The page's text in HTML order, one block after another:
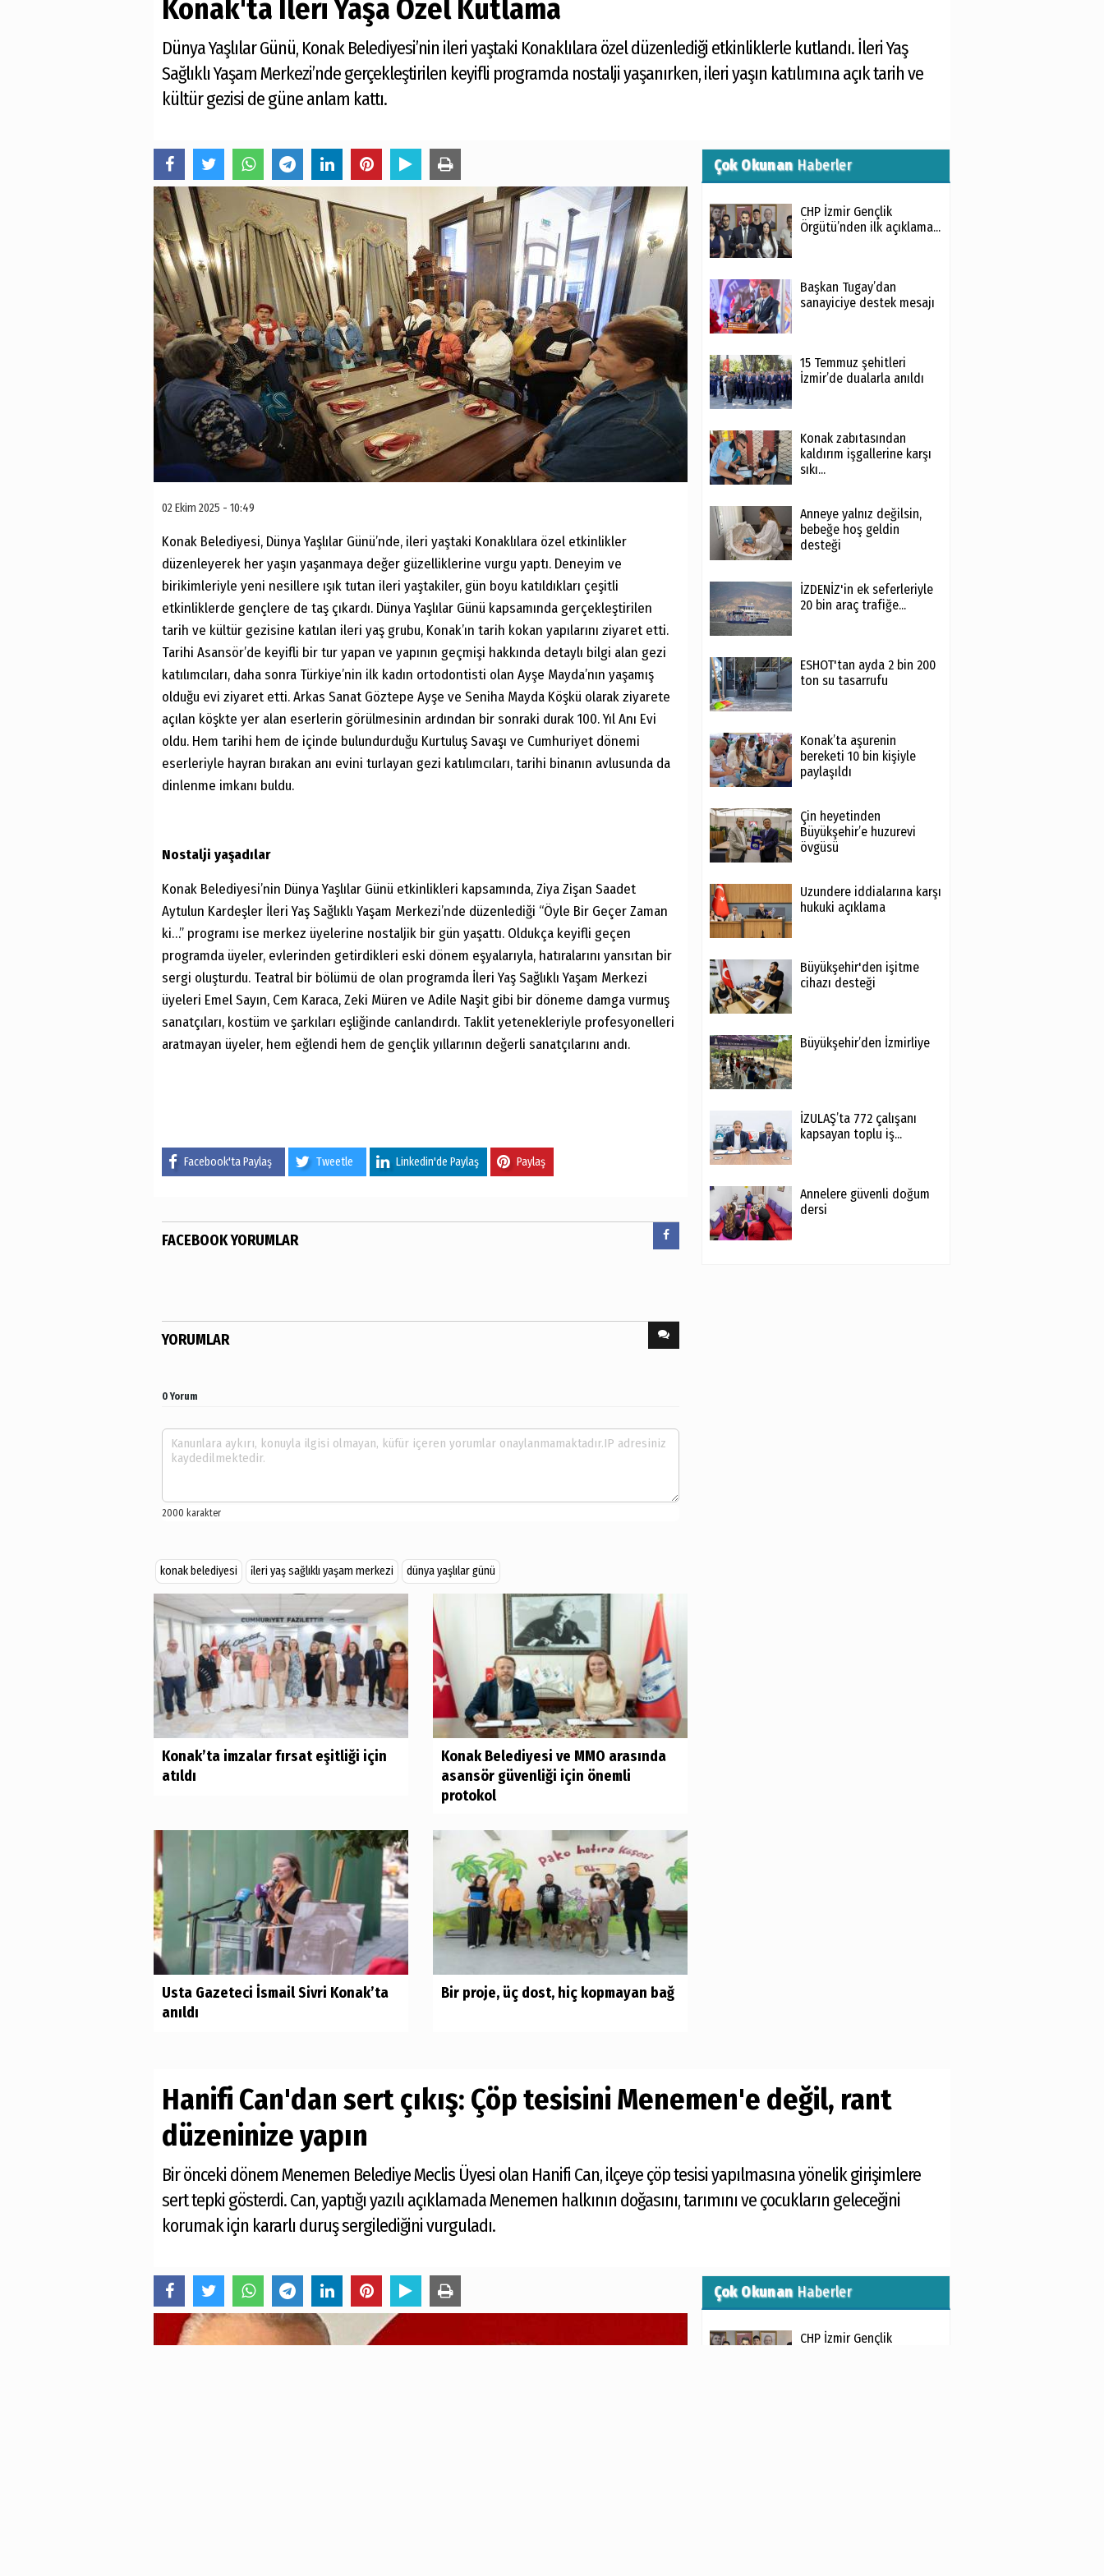
Konak'ta İleri Yaşa Özel Kutlama
Dünya Yaşlılar Günü, Konak Belediyesi’nin ileri yaştaki Konaklılara özel düzenlediği etkinliklerle kutlandı. İleri Yaş
Sağlıklı Yaşam Merkezi’nde gerçekleştirilen keyifli programda nostalji yaşanırken, ileri yaşın katılımına açık tarih ve
kültür gezisi de güne anlam kattı.
02 Ekim 2025 - 10:49
Konak Belediyesi, Dünya Yaşlılar Günü’nde, ileri yaştaki Konaklılara özel etkinlikler
düzenleyerek her yaşın yaşanmaya değer güzelliklerine vurgu yaptı. Deneyim ve
birikimleriyle yeni nesillere ışık tutan ileri yaştakiler, gün boyu katıldıkları çeşitli
etkinliklerde gençlere de taş çıkardı. Dünya Yaşlılar Günü kapsamında gerçekleştirilen
tarih ve kültür gezisine katılan ileri yaş grubu, Konak’ın tarih kokan yapılarını ziyaret etti.
Tarihi Asansör’de keyifli bir tur yapan ve yapının geçmişi hakkında detaylı bilgi alan gezi
katılımcıları, daha sonra Türkiye’nin ilk kadın ortodontisti olan Ayşe Mayda’nın yaşamış
olduğu evi ziyaret etti. Arkas Sanat Göztepe Ayşe ve Seniha Mayda Köşkü olarak ziyarete
açılan köşkte yer alan eserlerin görülmesinin ardından bir sonraki durak 100. Yıl Anı Evi
oldu. Hem tarihi hem de içinde bulundurduğu Kurtuluş Savaşı ve Cumhuriyet dönemi
eserleriyle hayran bırakan anı evini turlayan gezi katılımcıları, tarihi binanın avlusunda da
dinlenme imkanı buldu.
Nostalji yaşadılar
Konak Belediyesi’nin Dünya Yaşlılar Günü etkinlikleri kapsamında, Ziya Zişan Saadet
Aytulun Kardeşler İleri Yaş Sağlıklı Yaşam Merkezi’nde düzenlediği “Öyle Bir Geçer Zaman
ki…” programı ise merkez üyelerine nostaljik bir gün yaşattı. Oldukça keyifli geçen
programda üyeler, evlerinden getirdikleri eski dönem eşyalarıyla, hatıralarını yansıtan bir
sergi oluşturdu. Teatral bir bölümü de olan programda İleri Yaş Sağlıklı Yaşam Merkezi
üyeleri Emel Sayın, Cem Karaca, Zeki Müren ve Adile Naşit gibi bir döneme damga vurmuş
sanatçıları, kostüm ve şarkıları eşliğinde canlandırdı. Taklit yetenekleriyle profesyonelleri
aratmayan üyeler, hem eğlendi hem de gençlik yıllarının değerli sanatçılarını andı.
Facebook'ta Paylaş Tweetle Linkedin'de Paylaş Paylaş
FACEBOOK YORUMLAR
YORUMLAR
0 Yorum
konak belediyesi i̇leri yaş sağlıklı yaşam merkezi dünya yaşlılar günü
Konak’ta imzalar fırsat eşitliği için
atıldı
Konak Belediyesi ve MMO arasında
asansör güvenliği için önemli
protokol
Usta Gazeteci İsmail Sivri Konak’ta
anıldı
Bir proje, üç dost, hiç kopmayan bağ
Çok OkunanHaberler
CHP İzmir Gençlik
Örgütü’nden ilk açıklama...
Başkan Tugay’dan
sanayiciye destek mesajı
15 Temmuz şehitleri
İzmir’de dualarla anıldı
Konak zabıtasından
kaldırım işgallerine karşı
sıkı...
Anneye yalnız değilsin,
bebeğe hoş geldin
desteği
İZDENİZ'in ek seferleriyle
20 bin araç trafiğe...
ESHOT'tan ayda 2 bin 200
ton su tasarrufu
Konak’ta aşurenin
bereketi 10 bin kişiyle
paylaşıldı
Çin heyetinden
Büyükşehir’e huzurevi
övgüsü
Uzundere iddialarına karşı
hukuki açıklama
Büyükşehir'den işitme
cihazı desteği
Büyükşehir’den İzmirliye
İZULAŞ’ta 772 çalışanı
kapsayan toplu iş...
Annelere güvenli doğum
dersi
Hanifi Can'dan sert çıkış: Çöp tesisini Menemen'e değil, rant
düzeninize yapın
Bir önceki dönem Menemen Belediye Meclis Üyesi olan Hanifi Can, ilçeye çöp tesisi yapılmasına yönelik girişimlere
sert tepki gösterdi. Can, yaptığı yazılı açıklamada Menemen halkının doğasını, tarımını ve çocukların geleceğini
korumak için kararlı duruş sergilediğini vurguladı.
Çok OkunanHaberler
CHP İzmir Gençlik